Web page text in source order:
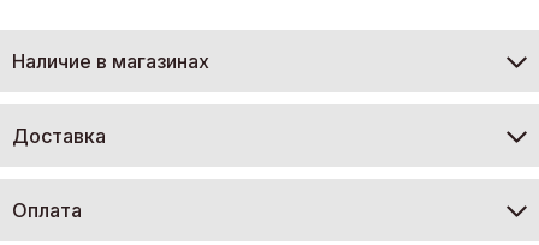
Наличие в магазинах
Доставка
Оплата